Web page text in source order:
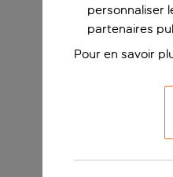
personnaliser
partenaires
Pour en savoir